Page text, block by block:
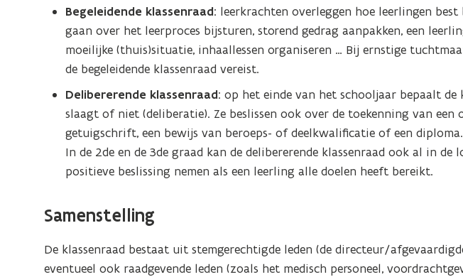
Begeleidende klassenraad: leerkrachten overleggen hoe leerlingen best
gaan over het leerproces bijsturen, storend gedrag aanpakken, een
moeilijke (thuis)situatie, inhaallessen organiseren … Bij ernstige
de begeleidende klassenraad vereist.
Delibererende klassenraad: op het einde van het schooljaar bepaalt de
slaagt of niet (deliberatie). Ze beslissen ook over de toekenning van een
getuigschrift, een bewijs van beroeps- of deelkwalificatie of een diploma.
In de 2de en de 3de graad kan de delibererende klassenraad ook al in de
positieve beslissing nemen als een leerling alle doelen heeft bereikt.
Samenstelling
De klassenraad bestaat uit stemgerechtigde leden (de directeur/
eventueel ook raadgevende leden (zoals het medisch personeel,